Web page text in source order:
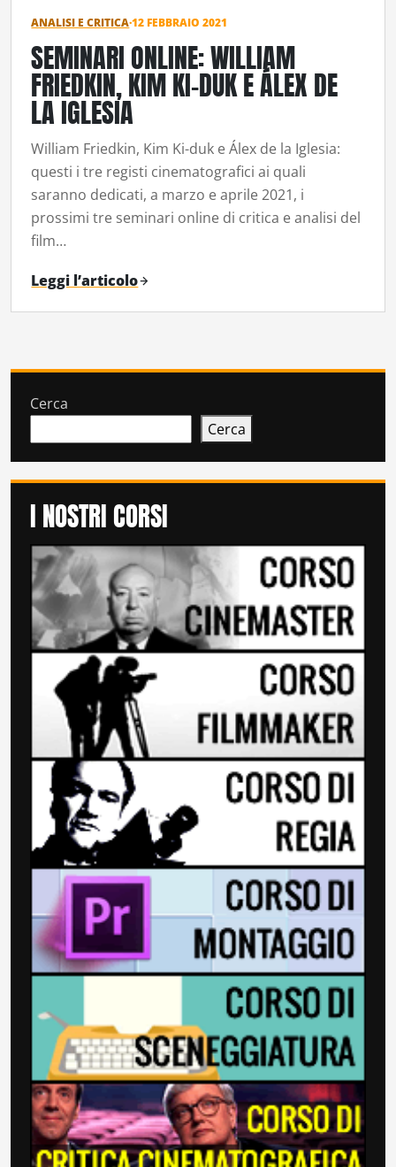
ANALISI E CRITICA·12 FEBBRAIO 2021
SEMINARI ONLINE: WILLIAM
FRIEDKIN, KIM KI-DUK E ÁLEX DE
LA IGLESIA
William Friedkin, Kim Ki-duk e Álex de la Iglesia:
questi i tre registi cinematografici ai quali
saranno dedicati, a marzo e aprile 2021, i
prossimi tre seminari online di critica e analisi del
film…
Leggi l’articolo
Cerca
Cerca
I NOSTRI CORSI